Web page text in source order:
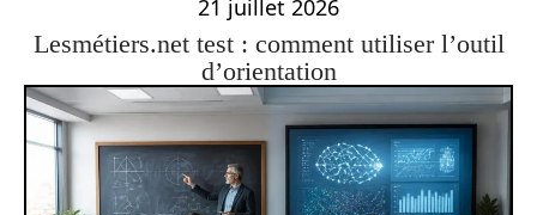
21 juillet 2026
Lesmétiers.net test : comment utiliser l’outil
d’orientation